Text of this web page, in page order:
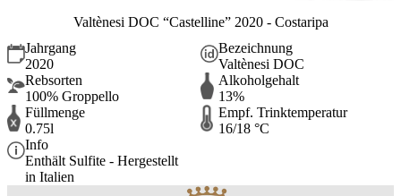
Valtènesi DOC “Castelline” 2020 - Costaripa
Jahrgang
2020
Bezeichnung
Valtènesi DOC
Rebsorten
100% Groppello
Alkoholgehalt
13%
Füllmenge
0.75l
Empf. Trinktemperatur
16/18 °C
Info
Enthält Sulfite - Hergestellt
in Italien